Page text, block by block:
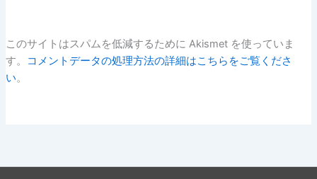
このサイトはスパムを低減するために Akismet を使っていま
す。
コメントデータの処理方法の詳細はこちらをご覧くださ
い。